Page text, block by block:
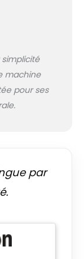
machine
pour ses
par